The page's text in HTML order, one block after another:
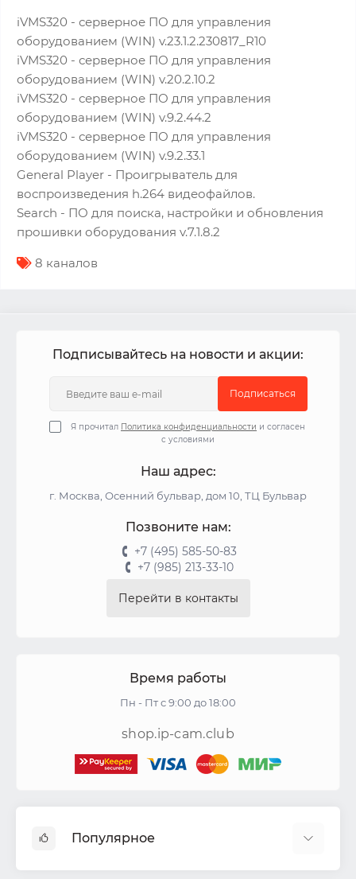
iVMS320 - серверное ПО для управления
оборудованием (WIN) v.23.1.2.230817_R10
iVMS320 - серверное ПО для управления
оборудованием (WIN) v.20.2.10.2
iVMS320 - серверное ПО для управления
оборудованием (WIN) v.9.2.44.2
iVMS320 - серверное ПО для управления
оборудованием (WIN) v.9.2.33.1
General Player - Проигрыватель для
воспроизведения h.264 видеофайлов.
Search - ПО для поиска, настройки и обновления
прошивки оборудования v.7.1.8.2
8 каналов
Подписывайтесь на новости и акции:
Подписаться
Я прочитал Политика конфиденциальности и согласен
с условиями
Наш адрес:
г. Москва, Осенний бульвар, дом 10, ТЦ Бульвар
Позвоните нам:
+7 (495) 585-50-83
+7 (985) 213-33-10
Перейти в контакты
Время работы
Пн - Пт с 9:00 до 18:00
shop.ip-cam.club
Популярное